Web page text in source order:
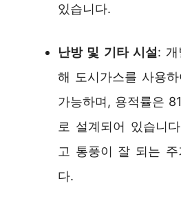
있습니다.
난방 및 기타 시설: 개
해 도시가스를 사용
가능하며, 용적률은
로 설계되어 있습니
고 통풍이 잘 되는
다.